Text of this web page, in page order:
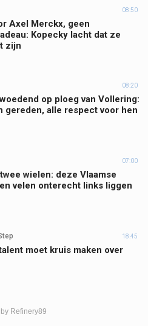
08:50
Axel Merckx, geen
Kopecky lacht dat ze
zijn
08:20
op ploeg van Vollering:
gereden, alle respect voor hen
07:00
wielen: deze Vlaamse
velen onterecht links liggen
18:45
moet kruis maken over
Refinery89